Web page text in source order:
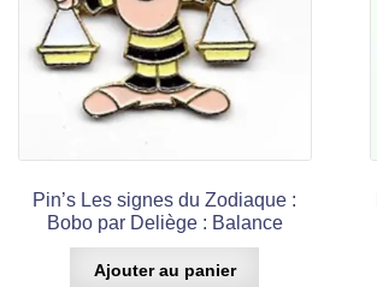
Pin’s Les signes du Zodiaque :
Bobo par Deliège : Balance
Ajouter au panier